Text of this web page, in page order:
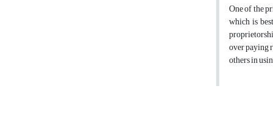
One of the
which is
over paying
others in